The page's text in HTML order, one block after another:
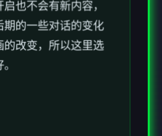
改变，所以这里选
。